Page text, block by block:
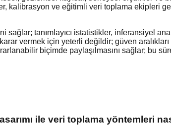
ve eğitimli veri toplama ekipleri
tanımlayıcı istatistikler, inferansiyel
vermek için yeterli değildir; güven
biçimde paylaşılmasını sağlar; bu
ile veri toplama yöntemleri